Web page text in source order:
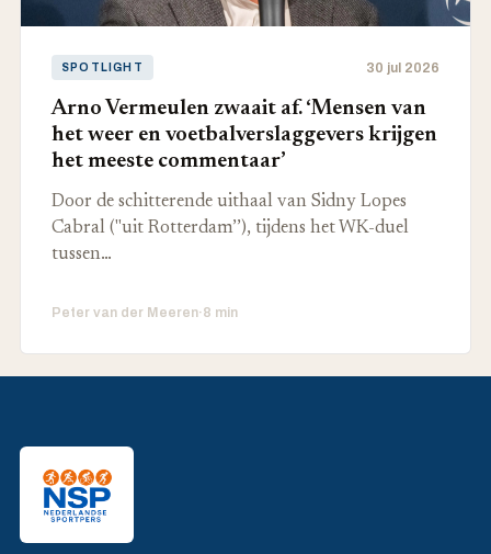
SPOTLIGHT 30 jul 2026
Arno Vermeulen zwaait af. ‘Mensen van
het weer en voetbalverslaggevers krijgen
het meeste commentaar’
Door de schitterende uithaal van Sidny Lopes
Cabral ("uit Rotterdam’’), tijdens het WK-duel
tussen…
Peter van der Meeren·8 min